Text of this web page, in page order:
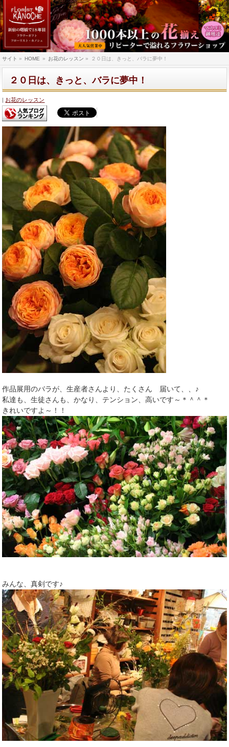
サイト » HOME » お花のレッスン » ２０日は、きっと、バラに夢中！
２０日は、きっと、バラに夢中！
お花のレッスン
作品展用のバラが、生産者さんより、たくさん 届いて、、♪
私達も、生徒さんも、かなり、テンション、高いです～＊＾＾＊
きれいですよ～！！
みんな、真剣です♪